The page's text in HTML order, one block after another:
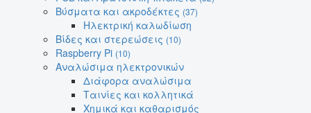
Βύσματα και ακροδέκτες (37)
Ηλεκτρική καλωδίωση
Βίδες και στερεώσεις (10)
Raspberry Pi (10)
Αναλώσιμα ηλεκτρονικών
Διάφορα αναλώσιμα
Ταινίες και κολλητικά
Χημικά και καθαρισμός